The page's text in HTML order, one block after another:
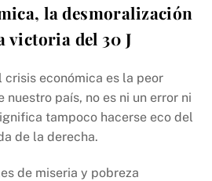
la desmoralización
victoria del 30 J
económica es la peor
nuestro país, no es ni un error ni
tampoco hacerse eco del
de la derecha.
de miseria y pobreza